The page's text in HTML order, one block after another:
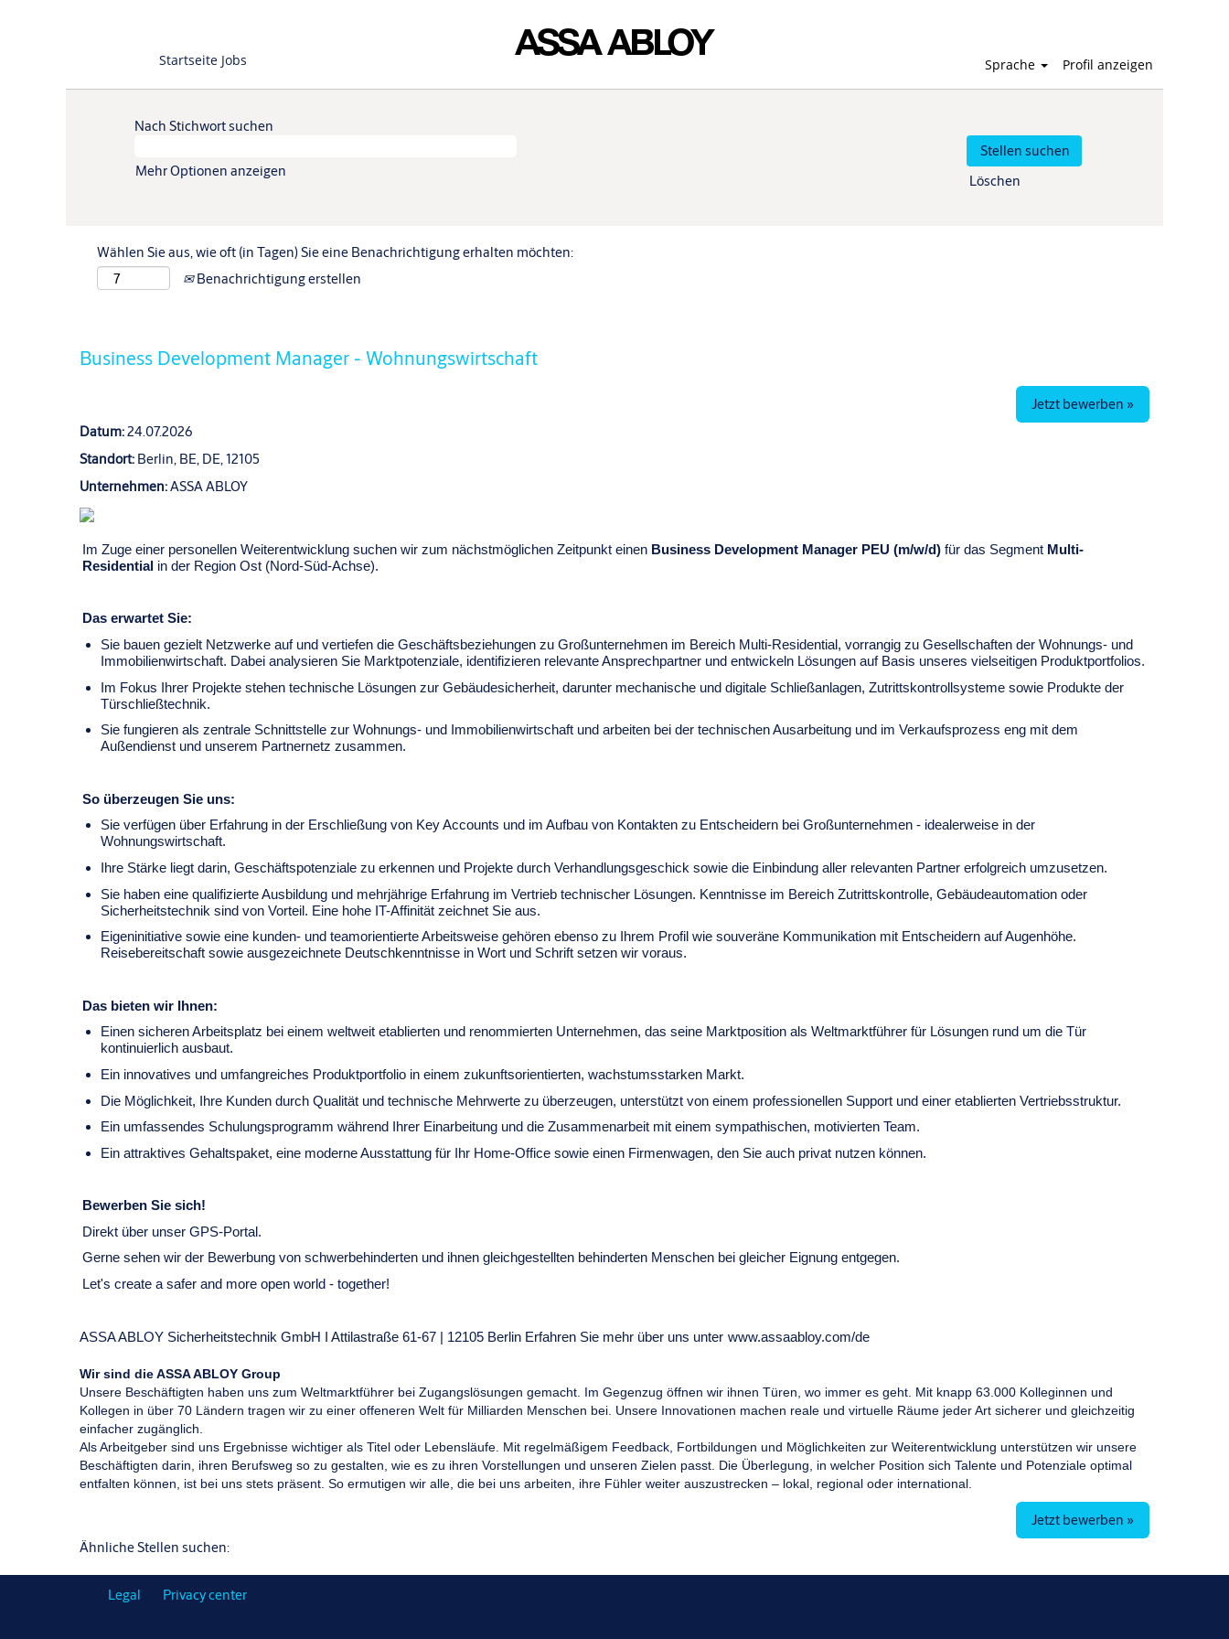
Startseite Jobs Sprache Profil anzeigen
Nach Stichwort suchen
Mehr Optionen anzeigen
Löschen
Wählen Sie aus, wie oft (in Tagen) Sie eine Benachrichtigung erhalten möchten:
Benachrichtigung erstellen
Business Development Manager - Wohnungswirtschaft
Jetzt bewerben »
Datum:24.07.2026
Standort: Berlin, BE, DE, 12105
Unternehmen:ASSA ABLOY
Im Zuge einer personellen Weiterentwicklung suchen wir zum nächstmöglichen Zeitpunkt einen Business Development Manager PEU (m/w/d) für das Segment Multi-
Residential in der Region Ost (Nord-Süd-Achse).
Das erwartet Sie:
Sie bauen gezielt Netzwerke auf und vertiefen die Geschäftsbeziehungen zu Großunternehmen im Bereich Multi-Residential, vorrangig zu Gesellschaften der Wohnungs- und
Immobilienwirtschaft. Dabei analysieren Sie Marktpotenziale, identifizieren relevante Ansprechpartner und entwickeln Lösungen auf Basis unseres vielseitigen Produktportfolios.
Im Fokus Ihrer Projekte stehen technische Lösungen zur Gebäudesicherheit, darunter mechanische und digitale Schließanlagen, Zutrittskontrollsysteme sowie Produkte der
Türschließtechnik.
Sie fungieren als zentrale Schnittstelle zur Wohnungs- und Immobilienwirtschaft und arbeiten bei der technischen Ausarbeitung und im Verkaufsprozess eng mit dem
Außendienst und unserem Partnernetz zusammen.
So überzeugen Sie uns:
Sie verfügen über Erfahrung in der Erschließung von Key Accounts und im Aufbau von Kontakten zu Entscheidern bei Großunternehmen - idealerweise in der
Wohnungswirtschaft.
Ihre Stärke liegt darin, Geschäftspotenziale zu erkennen und Projekte durch Verhandlungsgeschick sowie die Einbindung aller relevanten Partner erfolgreich umzusetzen.
Sie haben eine qualifizierte Ausbildung und mehrjährige Erfahrung im Vertrieb technischer Lösungen. Kenntnisse im Bereich Zutrittskontrolle, Gebäudeautomation oder
Sicherheitstechnik sind von Vorteil. Eine hohe IT-Affinität zeichnet Sie aus.
Eigeninitiative sowie eine kunden- und teamorientierte Arbeitsweise gehören ebenso zu Ihrem Profil wie souveräne Kommunikation mit Entscheidern auf Augenhöhe.
Reisebereitschaft sowie ausgezeichnete Deutschkenntnisse in Wort und Schrift setzen wir voraus.
Das bieten wir Ihnen:
Einen sicheren Arbeitsplatz bei einem weltweit etablierten und renommierten Unternehmen, das seine Marktposition als Weltmarktführer für Lösungen rund um die Tür
kontinuierlich ausbaut.
Ein innovatives und umfangreiches Produktportfolio in einem zukunftsorientierten, wachstumsstarken Markt.
Die Möglichkeit, Ihre Kunden durch Qualität und technische Mehrwerte zu überzeugen, unterstützt von einem professionellen Support und einer etablierten Vertriebsstruktur.
Ein umfassendes Schulungsprogramm während Ihrer Einarbeitung und die Zusammenarbeit mit einem sympathischen, motivierten Team.
Ein attraktives Gehaltspaket, eine moderne Ausstattung für Ihr Home-Office sowie einen Firmenwagen, den Sie auch privat nutzen können.
Bewerben Sie sich!
Direkt über unser GPS-Portal.
Gerne sehen wir der Bewerbung von schwerbehinderten und ihnen gleichgestellten behinderten Menschen bei gleicher Eignung entgegen.
Let's create a safer and more open world - together!
ASSA ABLOY Sicherheitstechnik GmbH I Attilastraße 61-67 | 12105 Berlin Erfahren Sie mehr über uns unter www.assaabloy.com/de
Wir sind die ASSA ABLOY Group
Unsere Beschäftigten haben uns zum Weltmarktführer bei Zugangslösungen gemacht. Im Gegenzug öffnen wir ihnen Türen, wo immer es geht. Mit knapp 63.000 Kolleginnen und
Kollegen in über 70 Ländern tragen wir zu einer offeneren Welt für Milliarden Menschen bei. Unsere Innovationen machen reale und virtuelle Räume jeder Art sicherer und gleichzeitig
einfacher zugänglich.
Als Arbeitgeber sind uns Ergebnisse wichtiger als Titel oder Lebensläufe. Mit regelmäßigem Feedback, Fortbildungen und Möglichkeiten zur Weiterentwicklung unterstützen wir unsere
Beschäftigten darin, ihren Berufsweg so zu gestalten, wie es zu ihren Vorstellungen und unseren Zielen passt. Die Überlegung, in welcher Position sich Talente und Potenziale optimal
entfalten können, ist bei uns stets präsent. So ermutigen wir alle, die bei uns arbeiten, ihre Fühler weiter auszustrecken – lokal, regional oder international.
Jetzt bewerben »
Ähnliche Stellen suchen:
Legal Privacy center